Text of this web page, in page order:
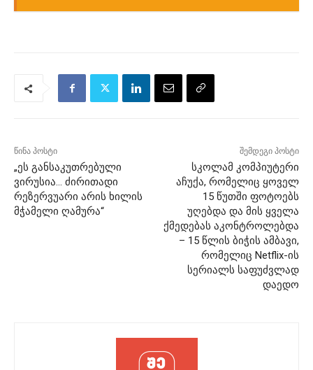
წინა პოსტი
„ეს განსაკუთრებული
ვირუსია… ძირითადი
რეზერვუარი არის ხილის
მჭამელი ღამურა“
შემდეგი პოსტი
სკოლამ კომპიუტერი
აჩუქა, რომელიც ყოველ
15 წუთში ფოტოებს
უღებდა და მის ყველა
ქმედებას აკონტროლებდა
– 15 წლის ბიჭის ამბავი,
რომელიც Netflix-ის
სერიალს საფუძვლად
დაედო